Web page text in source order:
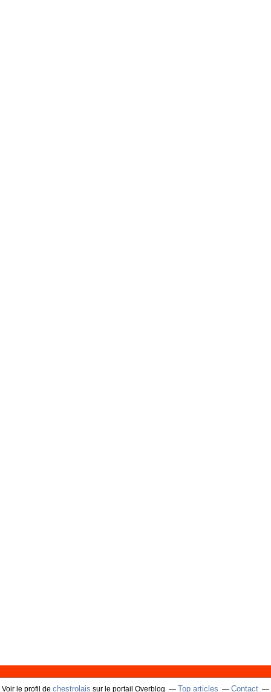
Voir le profil de chestrolais sur le portail Overblog Top articles Contact